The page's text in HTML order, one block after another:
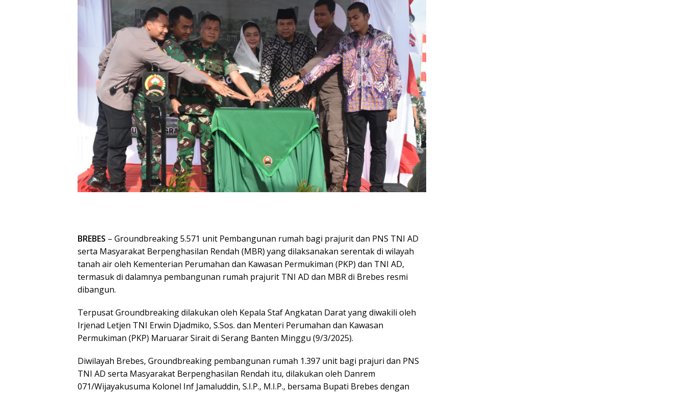
BREBES – Groundbreaking 5.571 unit Pembangunan rumah bagi prajurit dan PNS TNI AD
serta Masyarakat Berpenghasilan Rendah (MBR) yang dilaksanakan serentak di wilayah
tanah air oleh Kementerian Perumahan dan Kawasan Permukiman (PKP) dan TNI AD,
termasuk di dalamnya pembangunan rumah prajurit TNI AD dan MBR di Brebes resmi
dibangun.
Terpusat Groundbreaking dilakukan oleh Kepala Staf Angkatan Darat yang diwakili oleh
Irjenad Letjen TNI Erwin Djadmiko, S.Sos. dan Menteri Perumahan dan Kawasan
Permukiman (PKP) Maruarar Sirait di Serang Banten Minggu (9/3/2025).
Diwilayah Brebes, Groundbreaking pembangunan rumah 1.397 unit bagi prajuri dan PNS
TNI AD serta Masyarakat Berpenghasilan Rendah itu, dilakukan oleh Danrem
071/Wijayakusuma Kolonel Inf Jamaluddin, S.I.P., M.I.P., bersama Bupati Brebes dengan